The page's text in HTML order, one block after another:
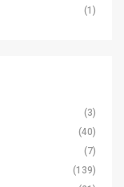
(1)
(3)
(40)
(7)
(139)